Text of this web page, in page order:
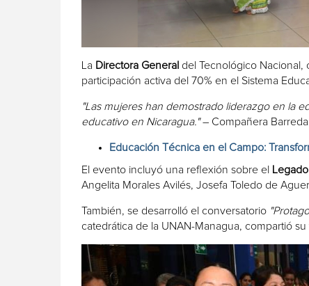
La Directora General del Tecnológico Nacional,
participación activa del 70% en el Sistema
"Las mujeres han demostrado liderazgo en la
educativo en Nicaragua."– Compañera Barreda.
Educación Técnica en el Campo:
El evento incluyó una reflexión sobre el
Angelita Morales Avilés, Josefa Toledo de
También, se desarrolló el conversatorio
catedrática de la UNAN-Managua, compartió su